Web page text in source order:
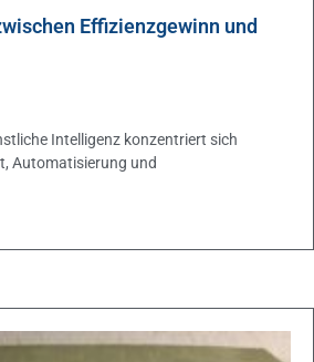
Effizienzgewinn und
Intelligenz konzentriert sich
Automatisierung und